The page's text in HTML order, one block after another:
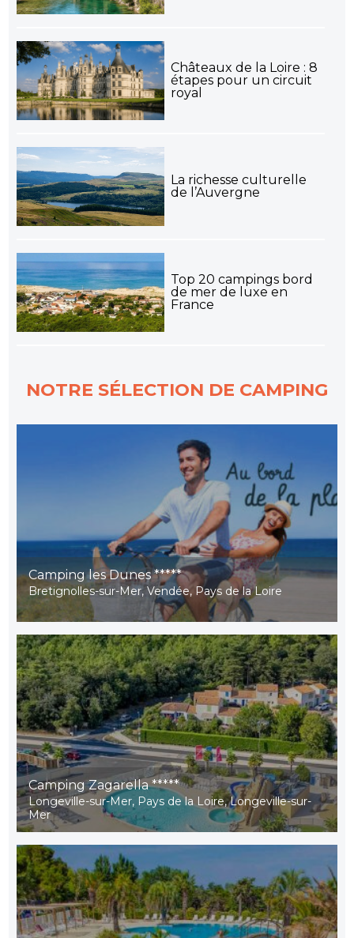
Châteaux de la Loire : 8
étapes pour un circuit
royal
La richesse culturelle
de l’Auvergne
Top 20 campings bord
de mer de luxe en
France
NOTRE SÉLECTION DE CAMPING
Camping les Dunes *****
Bretignolles-sur-Mer, Vendée, Pays de la Loire
Camping Zagarella *****
Longeville-sur-Mer, Pays de la Loire, Longeville-sur-
Mer